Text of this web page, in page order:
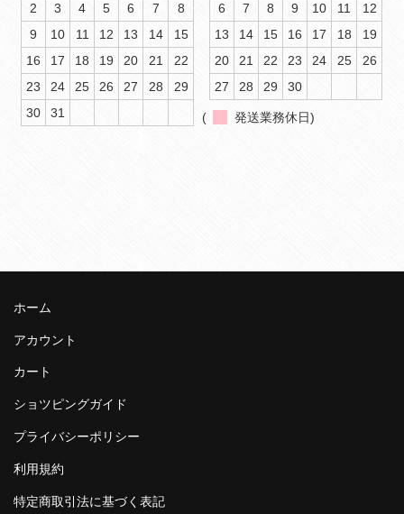
2
3 4 5 6 7
8
9
10 11 12 13 14
15
16
17 18 19 20 21
22
23
24 25 26 27 28
29
30
31
6
7 8 9 10 11
12
13
14 15 16 17 18
19
20
21 22 23 24 25
26
27
28 29 30
( 発送業務休日)
ホーム
アカウント
カート
ショツピングガイド
プライバシーポリシー
利用規約
特定商取引法に基づく表記